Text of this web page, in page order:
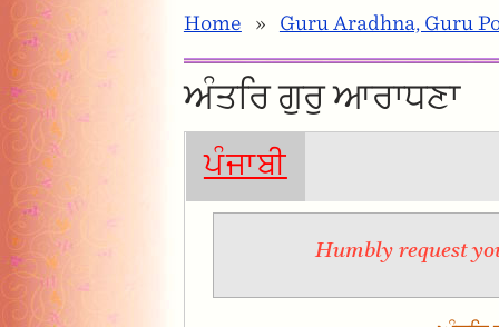
Home » Guru Aradhna, Guru
ਅੰਤਰਿ ਗੁਰੁ ਆਰਾਧਣਾ
ਪੰਜਾਬੀ
Humbly request